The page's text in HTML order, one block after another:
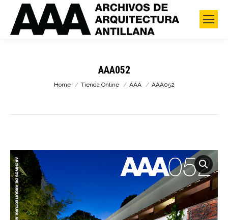
AAA052
You are here:
Home Tienda Online AAA AAA052